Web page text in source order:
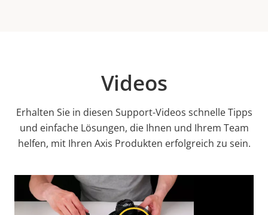
Videos
Erhalten Sie in diesen Support-Videos schnelle Tipps
und einfache Lösungen, die Ihnen und Ihrem Team
helfen, mit Ihren Axis Produkten erfolgreich zu sein.